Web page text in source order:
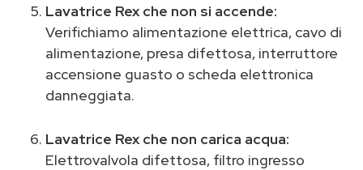
Lavatrice Rex che non si accende:
Verifichiamo alimentazione elettrica, cavo di
alimentazione, presa difettosa, interruttore
accensione guasto o scheda elettronica
danneggiata.
Lavatrice Rex che non carica acqua:
Elettrovalvola difettosa, filtro ingresso